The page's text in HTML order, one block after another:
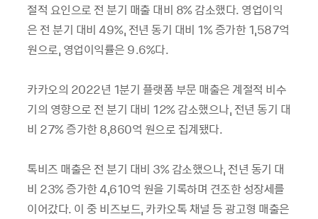
절적 요인으로 전 분기 매출 대비 8% 감소했다. 영업이익
은 전 분기 대비 49%, 전년 동기 대비 1% 증가한 1,587억
원으로, 영업이익률은 9.6%다.
카카오의 2022년 1분기 플랫폼 부문 매출은 계절적 비수
기의 영향으로 전 분기 대비 12% 감소했으나, 전년 동기 대
비 27% 증가한 8,860억 원으로 집계됐다.
톡비즈 매출은 전 분기 대비 3% 감소했으나, 전년 동기 대
비 23% 증가한 4,610억 원을 기록하며 견조한 성장세를
이어갔다. 이 중 비즈보드, 카카오톡 채널 등 광고형 매출은